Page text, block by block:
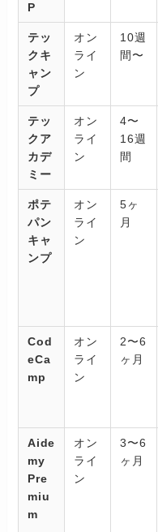
P
テッ
クキ
ャン
プ
オン
ライ
ン
10週
間〜
テッ
クア
カデ
ミー
オン
ライ
ン
4〜
16週
間
ポテ
パン
キャ
ンプ
オン
ライ
ン
5ヶ
月
Cod
eCa
mp
オン
ライ
ン
2〜6
ヶ月
Aide
my
Pre
miu
m
オン
ライ
ン
3〜6
ヶ月